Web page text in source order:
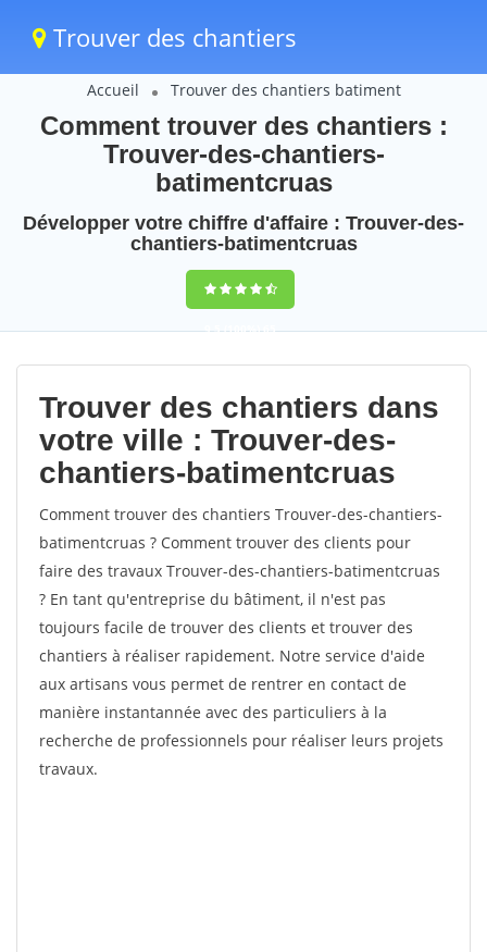
Trouver des chantiers
Accueil Trouver des chantiers batiment
Comment trouver des chantiers :
Trouver-des-chantiers-
batimentcruas
Développer votre chiffre d'affaire : Trouver-des-
chantiers-batimentcruas
9,5(100%)65
votes
Trouver des chantiers dans
votre ville : Trouver-des-
chantiers-batimentcruas
Comment trouver des chantiers Trouver-des-chantiers-
batimentcruas ? Comment trouver des clients pour
faire des travaux Trouver-des-chantiers-batimentcruas
? En tant qu'entreprise du bâtiment, il n'est pas
toujours facile de trouver des clients et trouver des
chantiers à réaliser rapidement. Notre service d'aide
aux artisans vous permet de rentrer en contact de
manière instantannée avec des particuliers à la
recherche de professionnels pour réaliser leurs projets
travaux.